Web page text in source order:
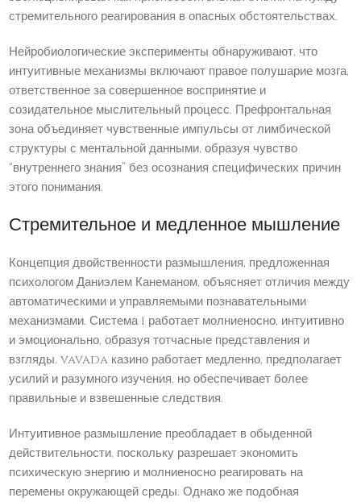
стремительного реагирования в опасных обстоятельствах.
Нейробиологические эксперименты обнаруживают, что
интуитивные механизмы включают правое полушарие мозга,
ответственное за совершенное воспринятие и
созидательное мыслительный процесс. Префронтальная
зона объединяет чувственные импульсы от лимбической
структуры с ментальной данными, образуя чувство
“внутреннего знания” без осознания специфических причин
этого понимания.
Стремительное и медленное мышление
Концепция двойственности размышления, предложенная
психологом Даниэлем Канеманом, объясняет отличия между
автоматическими и управляемыми познавательными
механизмами. Система 1 работает молниеносно, интуитивно
и эмоционально, образуя тотчасные представления и
взгляды. vavada казино работает медленно, предполагает
усилий и разумного изучения, но обеспечивает более
правильные и взвешенные следствия.
Интуитивное размышление преобладает в обыденной
действительности, поскольку разрешает экономить
психическую энергию и молниеносно реагировать на
перемены окружающей среды. Однако же подобная